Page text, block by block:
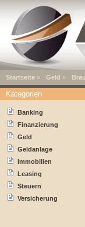
Startseite » Geld »
Kategorien
Banking
Finanzierung
Geld
Geldanlage
Immobilien
Leasing
Steuern
Versicherung